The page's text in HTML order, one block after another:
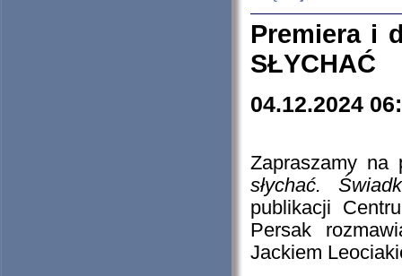
Premiera i
SŁYCHAĆ
04.12.2024
Zapraszamy
słychać.
publikacji
Persak
Jackiem